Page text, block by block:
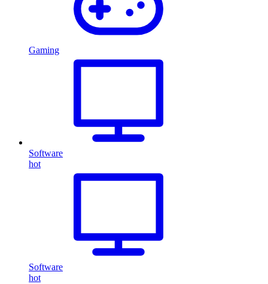
Gaming
Software
hot
Software
hot